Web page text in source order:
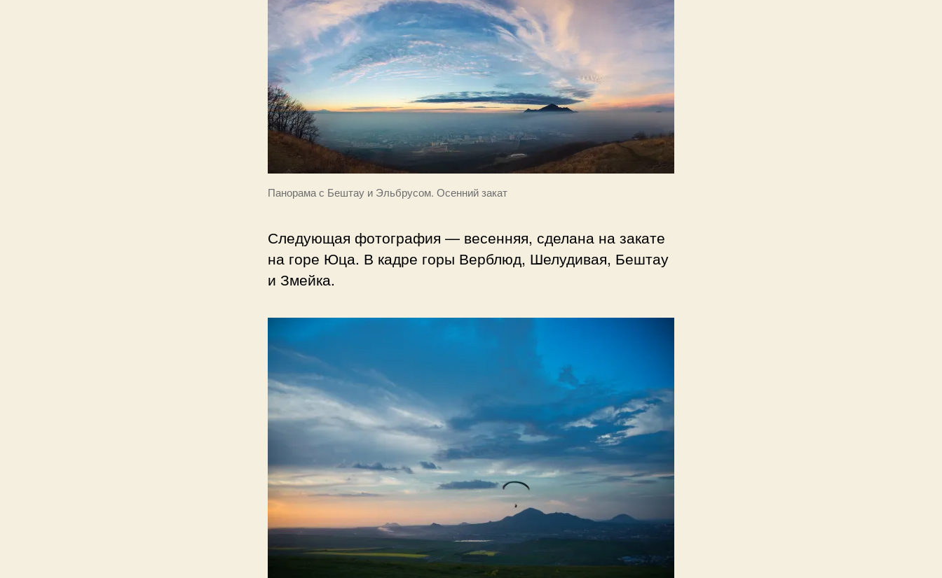
Панорама с Бештау и Эльбрусом. Осенний закат
Следующая фотография — весенняя, сделана на закате
на горе Юца. В кадре горы Верблюд, Шелудивая, Бештау
и Змейка.